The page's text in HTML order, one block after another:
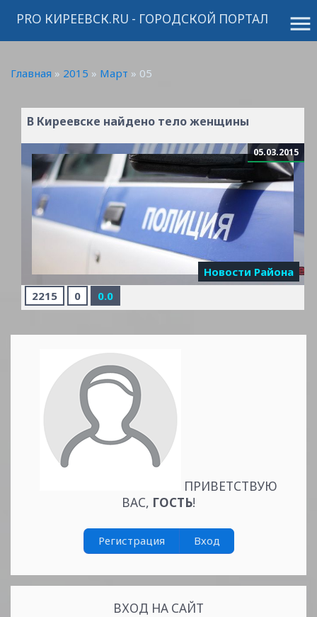
menu
PRO КИРЕЕВСК.RU - ГОРОДСКОЙ ПОРТАЛ
Главная » 2015 » Март » 05
В Киреевске найдено тело женщины
дальше »
2215 0 0.0
05.03.2015
Новости Района
ПРИВЕТСТВУЮ
ВАС, ГОСТЬ!
Регистрация Вход
ВХОД НА САЙТ